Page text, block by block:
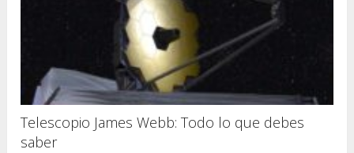
Telescopio James Webb: Todo lo que debes
saber